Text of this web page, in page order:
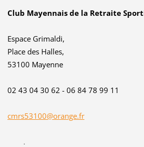
Club Mayennais de la Retraite
Espace Grimaldi,
Place des Halles,
53100 Mayenne
02 43 04 30 62 - 06 84 78 99 11
cmrs53100@orange.fr
.